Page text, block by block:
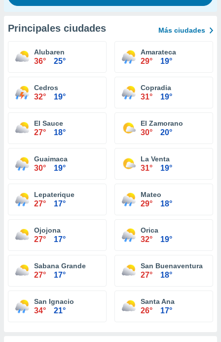
Principales ciudades Más ciudades
Alubaren
36° 25°
Amarateca
29° 19°
Cedros
32° 19°
Copradia
31° 19°
El Sauce
27° 18°
El Zamorano
30° 20°
Guaimaca
30° 19°
La Venta
31° 19°
Lepaterique
27° 17°
Mateo
29° 18°
Ojojona
27° 17°
Orica
32° 19°
Sabana Grande
27° 17°
San Buenaventura
27° 18°
San Ignacio
34° 21°
Santa Ana
26° 17°